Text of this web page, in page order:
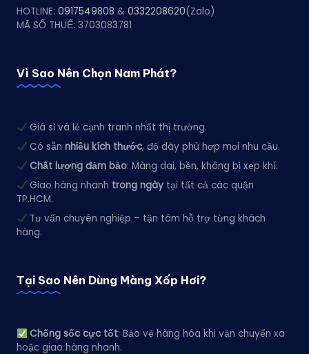
HOTLINE: 0917549808 & 0332208620(Zalo)
MÃ SỐ THUẾ: 3703083781
Vì Sao Nên Chọn Nam Phát?
Giá sỉ và lẻ cạnh tranh nhất thị trường.
Có sẵnnhiều kích thước, độ dày phù hợp mọi nhu cầu.
Chất lượng đảm bảo: Màng dai, bền, không bị xẹp khí.
Giao hàng nhanh trong ngày tại tất cả các quận
TP.HCM.
Tư vấn chuyên nghiệp – tận tâm hỗ trợ từng khách
hàng.
Tại Sao Nên Dùng Màng Xốp Hơi?
Chống sốc cực tốt: Bảo vệ hàng hóa khi vận chuyển xa
hoặc giao hàng nhanh.